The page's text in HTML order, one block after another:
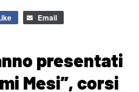
Email
presentati
Mesi”, corsi